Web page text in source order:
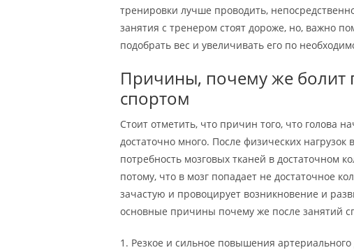
тренировки лучше проводить,
занятия с тренером стоят дороже, но, важно
подобрать вес и увеличивать его по
Причины, почему же болит
спортом
Стоит отметить, что причин того, что голова
достаточно много. После физических
потребность мозговых тканей в достаточном
потому, что в мозг попадает не достаточное
зачастую и провоцирует возникновение и
основные причины почему же после занятий
1. Резкое и сильное повышения артериального